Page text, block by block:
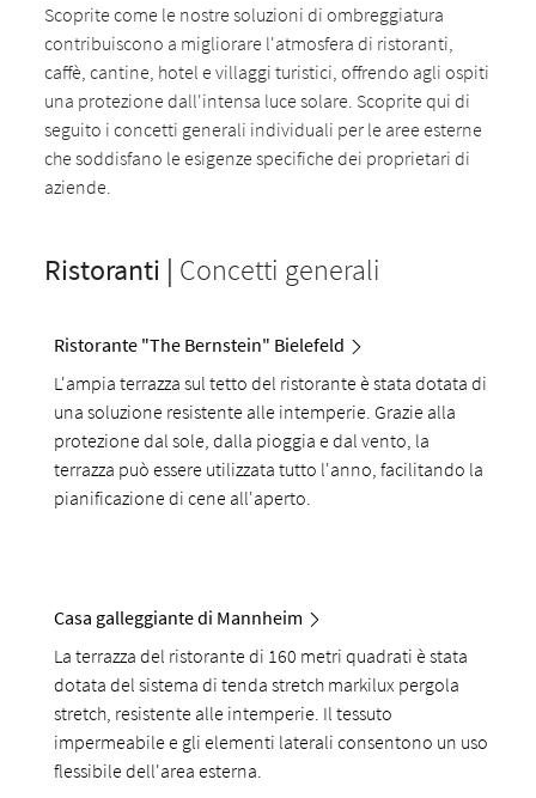
Scoprite come le nostre soluzioni di ombreggiatura
contribuiscono a migliorare l'atmosfera di ristoranti,
caffè, cantine, hotel e villaggi turistici, offrendo agli ospiti
una protezione dall'intensa luce solare. Scoprite qui di
seguito i concetti generali individuali per le aree esterne
che soddisfano le esigenze specifiche dei proprietari di
aziende.
Ristoranti | Concetti generali
Ristorante "The Bernstein" Bielefeld
L'ampia terrazza sul tetto del ristorante è stata dotata di
una soluzione resistente alle intemperie. Grazie alla
protezione dal sole, dalla pioggia e dal vento, la
terrazza può essere utilizzata tutto l'anno, facilitando la
pianificazione di cene all'aperto.
Casa galleggiante di Mannheim
La terrazza del ristorante di 160 metri quadrati è stata
dotata del sistema di tenda stretch markilux pergola
stretch, resistente alle intemperie. Il tessuto
impermeabile e gli elementi laterali consentono un uso
flessibile dell'area esterna.